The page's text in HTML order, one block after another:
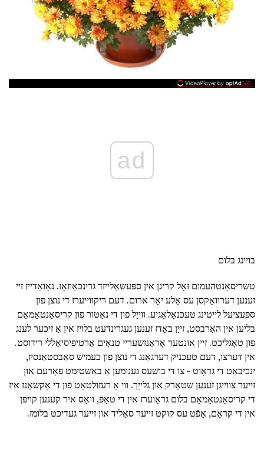
ad
בויינג בלום
טשריסאַנטהעמום זאָל קריגן אין ספּעשאַלייזד גרינכאַוזאַז. נאַואַדייז זיי
זענען דערוואַקסן עס אַלע יאָר ארום. דעם ריקווייערז די נוצן פון
ספּעציעל לייטינג טעכנאָלאָגיע. ווייַל פון די נאַטור פון קריסאַנטאַמאַם
בליען אין האַרבסט, זייַן באַדז זענען געגרינדעט בלויז אין אַ זיכער לענג
פון טאָגליכט. זיין אונטער אָראַנזשעריי טנאָים אַרטיפיסיאַללי רידוסט.
אין דערצו, דעם טעכניק דערגאַנג די נוצן פון כעמיש סאַבסטאַנסיז,
ינכיבאַט די גראָוט - צו די בושעס גענומען אַ באַשטימט פאָרעם און
זייער צווייגן זענען שטאַרק און גלייַך. ווי אַ רעזולטאַט פון די אַקשאַנז איז
די קריסאַנטאַמאַם בלום גראָוערז אין די טאָפּ, וואָס איר קענען קויפן
אין די קראָם, אָפֿט עס קוקט זייער סאָליד און זייער געדיכט בלומז.